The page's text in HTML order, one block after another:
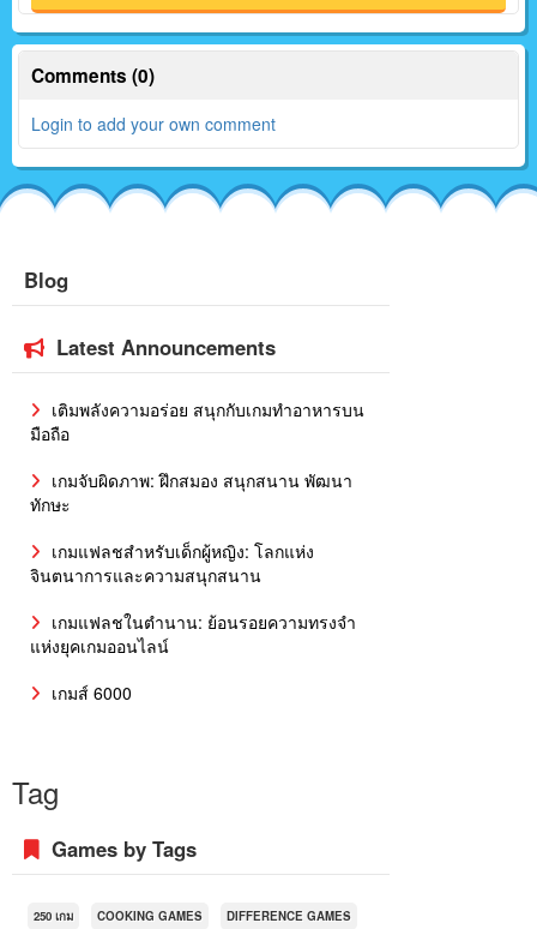
Comments (0)
Login to add your own comment
Blog
Latest Announcements
เติมพลังความอร่อย สนุกกับเกมทำอาหารบน
มือถือ
เกมจับผิดภาพ: ฝึกสมอง สนุกสนาน พัฒนา
ทักษะ
เกมแฟลชสำหรับเด็กผู้หญิง: โลกแห่ง
จินตนาการและความสนุกสนาน
เกมแฟลชในตำนาน: ย้อนรอยความทรงจำ
แห่งยุคเกมออนไลน์
เกมส์ 6000
Tag
Games by Tags
250 เกม COOKING GAMES DIFFERENCE GAMES